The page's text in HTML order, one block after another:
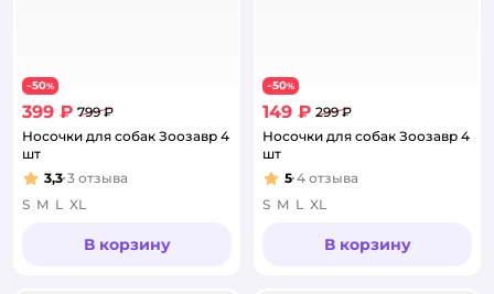
−50%
399 ₽ 799 ₽
Носочки для собак Зоозавр 4
шт
Рейтинг:
3,3 3 отзыва
S M L XL
В корзину
−50%
149 ₽ 299 ₽
Носочки для собак Зоозавр 4
шт
Рейтинг:
5 4 отзыва
S M L XL
В корзину